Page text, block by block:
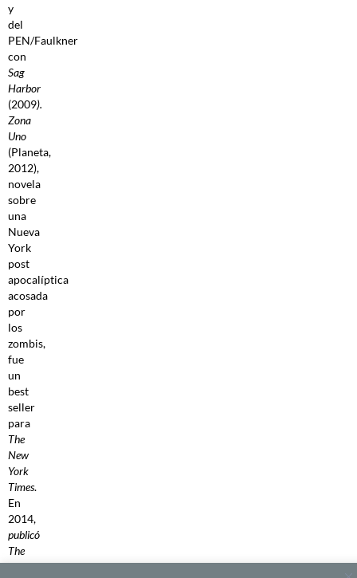
y
del
PEN/Faulkner
con
Sag
Harbor
(2009).
Zona
Uno
(Planeta,
2012),
novela
sobre
una
Nueva
York
post
apocalíptica
acosada
por
los
zombis,
fue
un
best
seller
para
The
New
York
Times.
En
2014,
publicó
The
Noble